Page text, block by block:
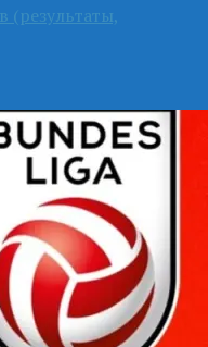
(результаты,